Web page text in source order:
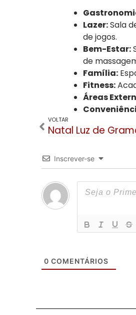
Lazer:Sala
de jogos.
Bem-Estar:
de
Família:
Fitness:
Áreas
VOLTAR
Inscrever-se
0 COMENTÁRIOS